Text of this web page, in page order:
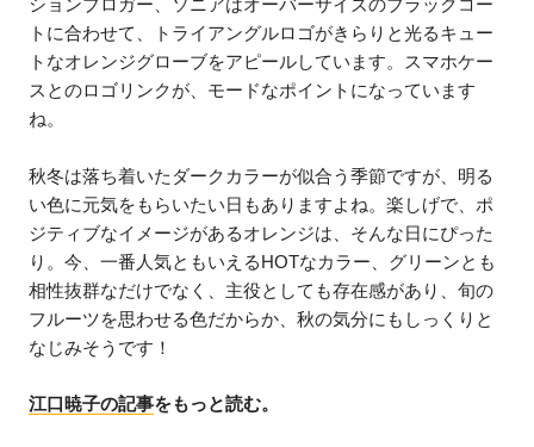
ションブロガー、ソニアはオーバーサイズのブラックコー
トに合わせて、トライアングルロゴがきらりと光るキュー
トなオレンジグローブをアピールしています。スマホケー
スとのロゴリンクが、モードなポイントになっています
ね。
秋冬は落ち着いたダークカラーが似合う季節ですが、明る
い色に元気をもらいたい日もありますよね。楽しげで、ポ
ジティブなイメージがあるオレンジは、そんな日にぴった
り。今、一番人気ともいえるHOTなカラー、グリーンとも
相性抜群なだけでなく、主役としても存在感があり、旬の
フルーツを思わせる色だからか、秋の気分にもしっくりと
なじみそうです！
江口暁子の記事をもっと読む。